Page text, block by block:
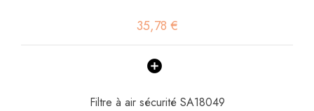
35,78 €
Filtre à air sécurité SA18049